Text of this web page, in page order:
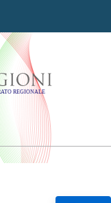
-